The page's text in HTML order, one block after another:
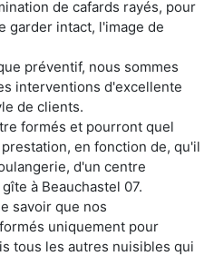
de cafards rayés, pour
garder intact, l'image de
préventif, nous sommes
interventions d'excellente
de clients.
formés et pourront quel
en fonction de, qu'il
d'un centre
à Beauchastel 07.
savoir que nos
uniquement pour
tous les autres nuisibles qui